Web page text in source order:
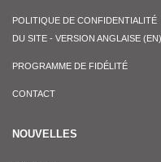
POLITIQUE DE CONFIDENTIALITÉ
DU SITE - VERSION ANGLAISE (EN)
PROGRAMME DE FIDÉLITÉ
CONTACT
NOUVELLES